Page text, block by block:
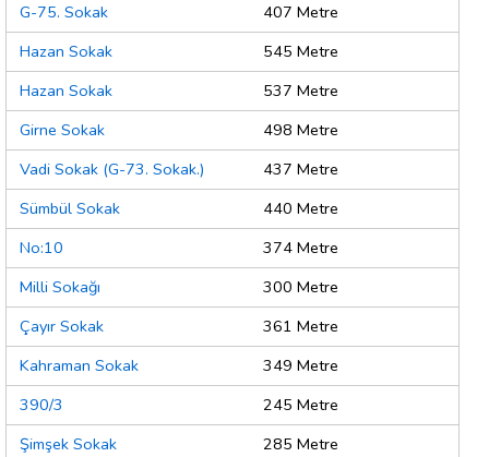
G-75. Sokak
407 Metre
Hazan Sokak
545 Metre
Hazan Sokak
537 Metre
Girne Sokak
498 Metre
Vadi Sokak (G-73. Sokak.)
437 Metre
Sümbül Sokak
440 Metre
No:10
374 Metre
Milli Sokağı
300 Metre
Çayır Sokak
361 Metre
Kahraman Sokak
349 Metre
390/3
245 Metre
Şimşek Sokak
285 Metre